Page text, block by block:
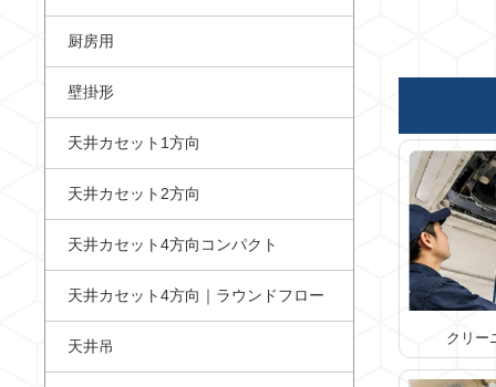
クリー
厨房用
壁掛形
天井カセット1方向
天井カセット2方向
天井カセット4方向コンパクト
天井カセット4方向｜ラウンドフロー
天井吊